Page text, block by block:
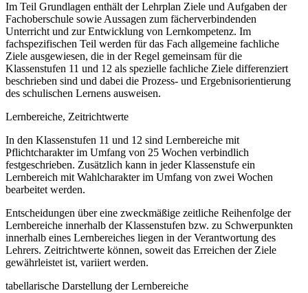
Im Teil Grundlagen enthält der Lehrplan Ziele und Aufgaben der
Fachoberschule sowie Aussagen zum fächerverbindenden
Unterricht und zur Entwicklung von Lernkompetenz. Im
fachspezifischen Teil werden für das Fach allgemeine fachliche
Ziele ausgewiesen, die in der Regel gemeinsam für die
Klassenstufen 11 und 12 als spezielle fachliche Ziele differenziert
beschrieben sind und dabei die Prozess- und Ergebnisorientierung
des schulischen Lernens ausweisen.
Lernbereiche, Zeitrichtwerte
In den Klassenstufen 11 und 12 sind Lernbereiche mit
Pflichtcharakter im Umfang von 25 Wochen verbindlich
festgeschrieben. Zusätzlich kann in jeder Klassenstufe ein
Lernbereich mit Wahlcharakter im Umfang von zwei Wochen
bearbeitet werden.
Entscheidungen über eine zweckmäßige zeitliche Reihenfolge der
Lernbereiche innerhalb der Klassenstufen bzw. zu Schwerpunkten
innerhalb eines Lernbereiches liegen in der Verantwortung des
Lehrers. Zeitrichtwerte können, soweit das Erreichen der Ziele
gewährleistet ist, variiert werden.
tabellarische Darstellung der Lernbereiche